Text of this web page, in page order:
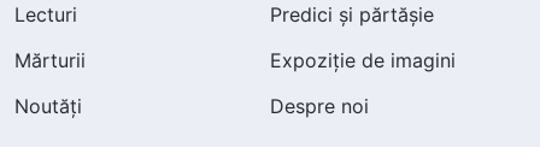
Lecturi
Predici și părtășie
Mărturii
Expoziție de imagini
Noutăți
Despre noi